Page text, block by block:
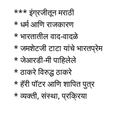
*** इंग्रजीतून मराठी
* धर्म आणि राजकारण
* भारतातील वाद-वादळे
* जमशेटजी टाटा यांचे भारतप्रेम
* जेआरडी-मी पाहिलेले
* ठाकरे विरुद्ध ठाकरे
* हॅरी पॉटर आणि शापित पुत्र
* व्यक्ती, संस्था, प्रक्रिया